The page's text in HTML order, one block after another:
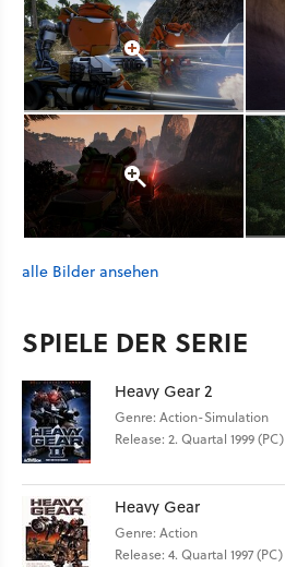
alle Bilder ansehen
SPIELE DER SERIE
Heavy Gear 2
Genre: Action-Simulation
Release: 2. Quartal 1999 (PC)
Heavy Gear
Genre: Action
Release: 4. Quartal 1997 (PC)